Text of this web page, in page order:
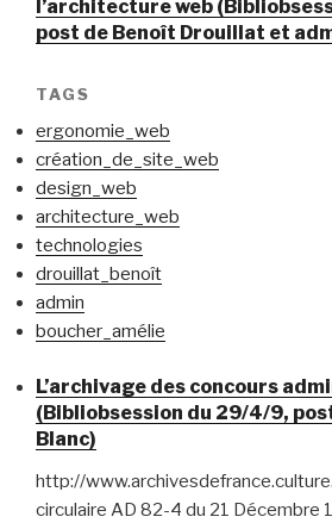
l’architecture web
post de Benoît Drouillat et
TAGS
ergonomie_web
création_de_site_web
design_web
architecture_web
technologies
drouillat_benoît
admin
boucher_amélie
L’archivage des concours
(Bibliobsession du 29/4/9,
Blanc)
http://
circulaire AD 82-4 du 21 Décembre